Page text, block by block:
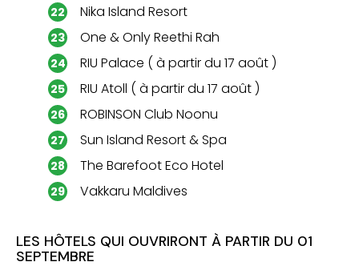
Nika Island Resort
One & Only Reethi Rah
RIU Palace ( à partir du 17 août )
RIU Atoll ( à partir du 17 août )
ROBINSON Club Noonu
Sun Island Resort & Spa
The Barefoot Eco Hotel
Vakkaru Maldives
LES HÔTELS QUI OUVRIRONT À PARTIR DU 01
SEPTEMBRE